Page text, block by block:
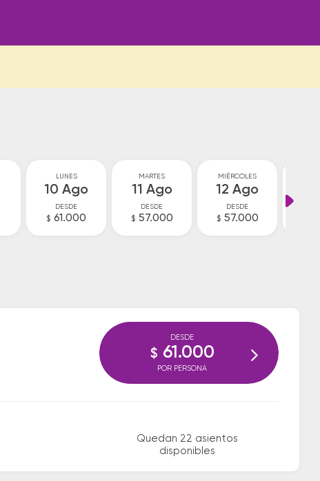
LUNES
10 Ago
DESDE
$ 61.000
MARTES
11 Ago
DESDE
$ 57.000
MIÉRCOLES
12 Ago
DESDE
$ 57.000
Quedan 22 asientos
disponibles
DESDE
$ 61.000
POR PERSONA